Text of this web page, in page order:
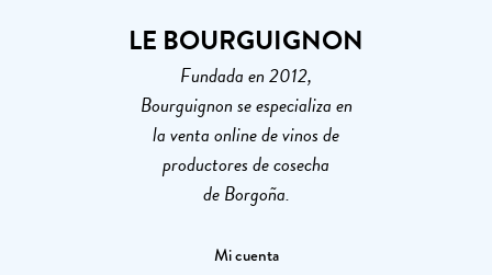
LE BOURGUIGNON
Fundada en 2012,
Bourguignon se especializa en
la venta online de vinos de
productores de cosecha
de Borgoña.
Mi cuenta